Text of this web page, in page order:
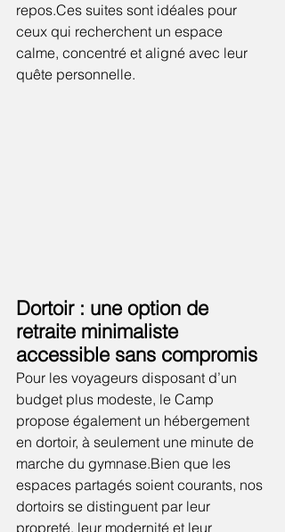
repos.Ces suites sont idéales pour
ceux qui recherchent un espace
calme, concentré et aligné avec leur
quête personnelle.
Dortoir : une option de
retraite minimaliste
accessible sans compromis
Pour les voyageurs disposant d’un
budget plus modeste, le Camp
propose également un hébergement
en dortoir, à seulement une minute de
marche du gymnase.Bien que les
espaces partagés soient courants, nos
dortoirs se distinguent par leur
propreté, leur modernité et leur